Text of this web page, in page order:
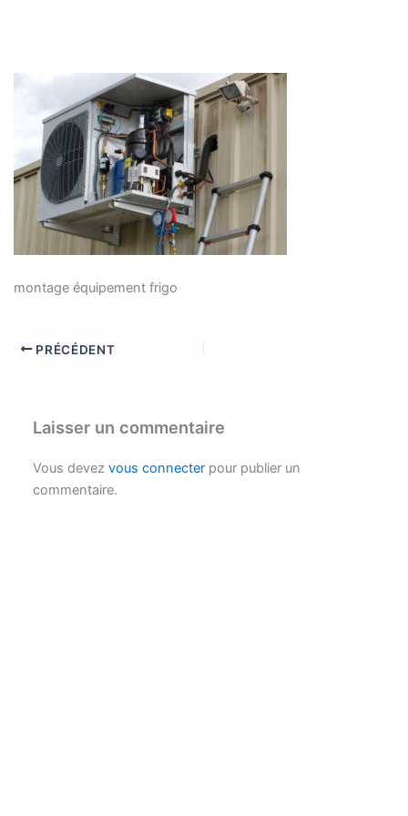
montage équipement frigo
PRÉCÉDENT
Laisser un commentaire
Vous devezvous connecter pour publier un
commentaire.